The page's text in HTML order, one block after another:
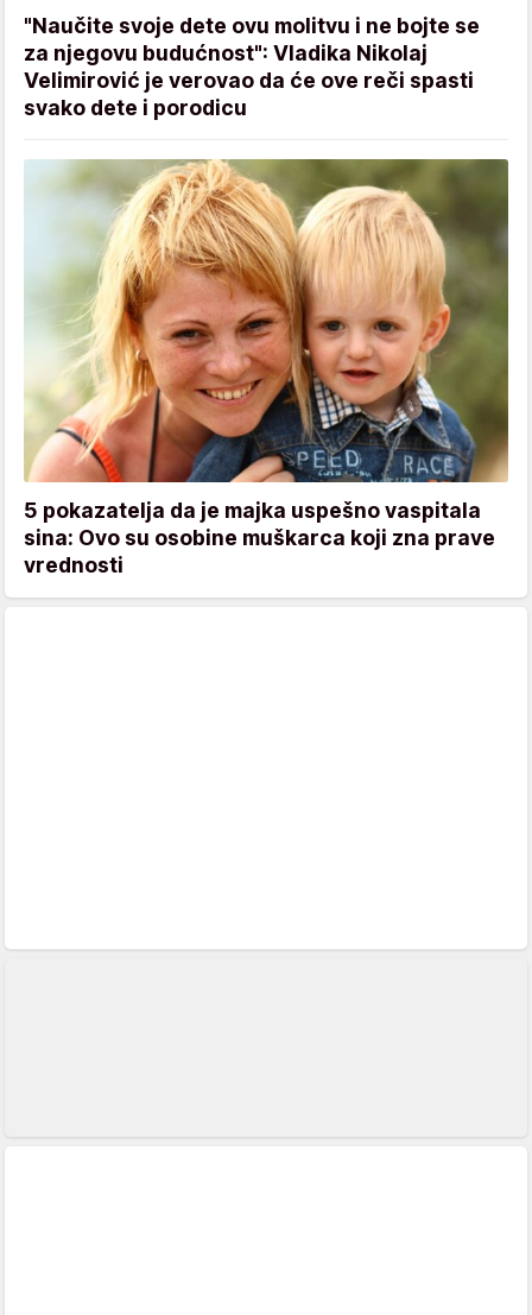
"Naučite svoje dete ovu molitvu i ne bojte se
za njegovu budućnost": Vladika Nikolaj
Velimirović je verovao da će ove reči spasti
svako dete i porodicu
5 pokazatelja da je majka uspešno vaspitala
sina: Ovo su osobine muškarca koji zna prave
vrednosti